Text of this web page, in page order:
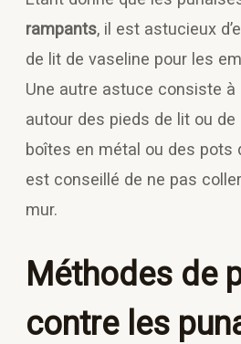
rampants, il est astucieux
de lit de vaseline pour les
Une autre astuce consiste à
autour des pieds de lit ou
boîtes en métal ou des pots
est conseillé de ne pas
mur.
Méthodes de
contre les